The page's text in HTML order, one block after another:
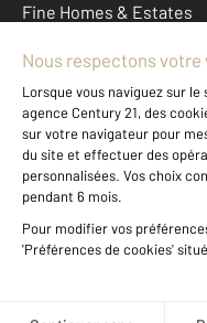
Fine Homes & Estates
À propos
International
Nous contacter